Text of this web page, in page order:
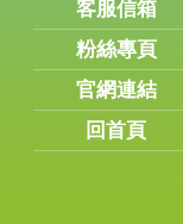
客服信箱
粉絲專頁
官網連結
回首頁